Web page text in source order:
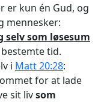
er kun én Gud, og
mennesker:
selv som løsesum
tid.
i Matt 20:28:
for at lade
sit livsom